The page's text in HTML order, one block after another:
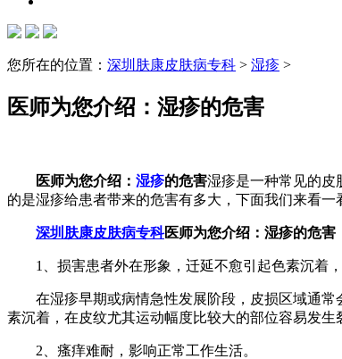
您所在的位置： 深圳肤康皮肤病专科 > 湿疹 >
医师为您介绍：湿疹的危害
医师为您介绍： 湿疹的危害湿疹是一种常见的皮
的是湿疹给患者带来的危害有多大，下面我们来看一
深圳肤康皮肤病专科医师为您介绍：湿疹的危害
1、损害患者外在形象，迁延不愈引起色素沉着，
在湿疹早期或病情急性发展阶段，皮损区域通常
素沉着，在皮纹尤其运动幅度比较大的部位容易发
2、瘙痒难耐，影响正常工作生活。